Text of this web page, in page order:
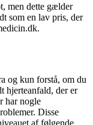
men dette gælder
som en lav pris, der
og kun forstå, om du
hjerteanfald, der er
har nogle
Disse
af følgende